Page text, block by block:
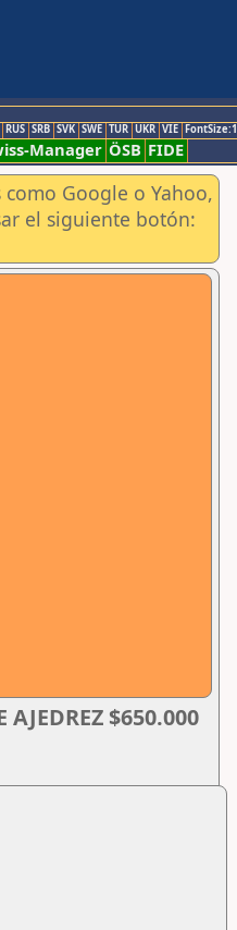
RUS SRB SVK SWE TUR UKR VIE
Manager ÖSB FIDE
Google o Yahoo,
el siguiente botón:
$650.000